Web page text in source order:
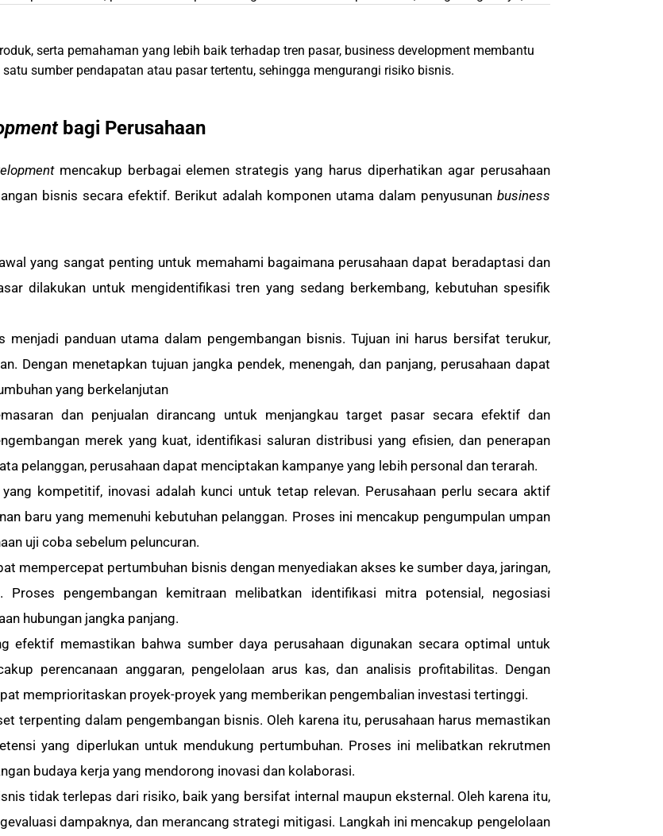
serta pemahaman yang lebih baik terhadap tren pasar, business development membantu
sumber pendapatan atau pasar tertentu, sehingga mengurangi risiko bisnis.
bagi Perusahaan
mencakup berbagai elemen strategis yang harus diperhatikan agar perusahaan
bisnis secara efektif. Berikut adalah komponen utama dalam penyusunan business
yang sangat penting untuk memahami bagaimana perusahaan dapat beradaptasi dan
dilakukan untuk mengidentifikasi tren yang sedang berkembang, kebutuhan spesifik
menjadi panduan utama dalam pengembangan bisnis. Tujuan ini harus bersifat terukur,
Dengan menetapkan tujuan jangka pendek, menengah, dan panjang, perusahaan dapat
yang berkelanjutan
dan penjualan dirancang untuk menjangkau target pasar secara efektif dan
merek yang kuat, identifikasi saluran distribusi yang efisien, dan penerapan
pelanggan, perusahaan dapat menciptakan kampanye yang lebih personal dan terarah.
kompetitif, inovasi adalah kunci untuk tetap relevan. Perusahaan perlu secara aktif
baru yang memenuhi kebutuhan pelanggan. Proses ini mencakup pengumpulan umpan
uji coba sebelum peluncuran.
mempercepat pertumbuhan bisnis dengan menyediakan akses ke sumber daya, jaringan,
pengembangan kemitraan melibatkan identifikasi mitra potensial, negosiasi
hubungan jangka panjang.
efektif memastikan bahwa sumber daya perusahaan digunakan secara optimal untuk
perencanaan anggaran, pengelolaan arus kas, dan analisis profitabilitas. Dengan
memprioritaskan proyek-proyek yang memberikan pengembalian investasi tertinggi.
terpenting dalam pengembangan bisnis. Oleh karena itu, perusahaan harus memastikan
yang diperlukan untuk mendukung pertumbuhan. Proses ini melibatkan rekrutmen
budaya kerja yang mendorong inovasi dan kolaborasi.
tidak terlepas dari risiko, baik yang bersifat internal maupun eksternal. Oleh karena itu,
dampaknya, dan merancang strategi mitigasi. Langkah ini mencakup pengelolaan